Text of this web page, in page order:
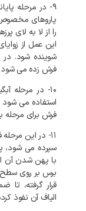
۹- در مرحله
پاروهای مخصوص
را از لا به لای
این عمل از
شوینده شود.
فرش زده می شود.
۱۰- در مرحله
فرش برای مرحله
۱۱- در این
سپرده می شود،
با پهن شدن آن
برس بر روی
قرار گرفته،
الیاف آن نفوذ